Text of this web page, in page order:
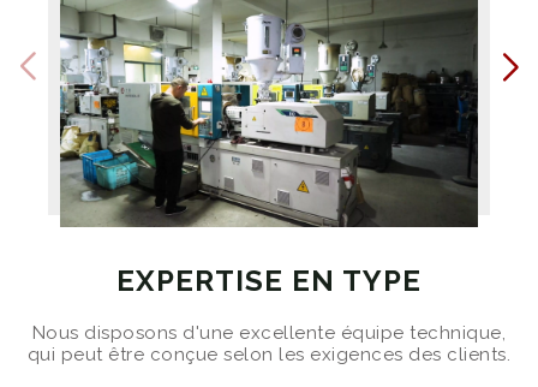
EXPERTISE EN TYPE
Nous disposons d'une excellente équipe technique,
qui peut être conçue selon les exigences des clients.